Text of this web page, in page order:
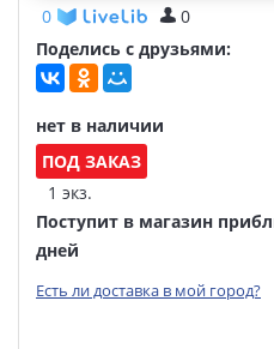
0
0
Поделись с друзьями:
нет в наличии
ПОД ЗАКАЗ
1 экз.
Поступит в магазин
дней
Есть ли доставка в мой город?